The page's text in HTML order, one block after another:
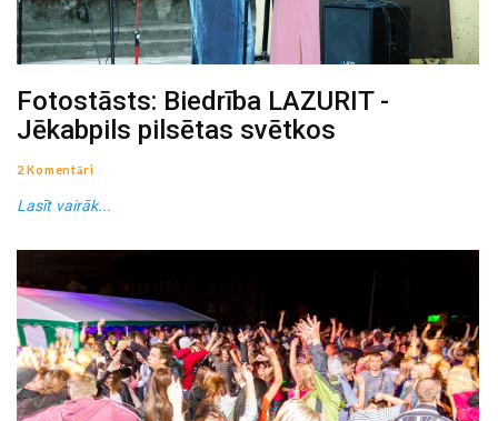
Fotostāsts: Biedrība LAZURIT -
Jēkabpils pilsētas svētkos
2 Komentāri
Lasīt vairāk...